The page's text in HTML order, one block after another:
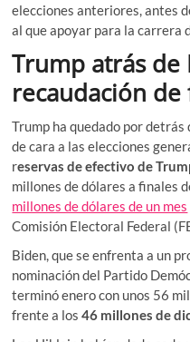
elecciones anteriores, antes
al que apoyar para la carrera
Trump atrás de
recaudación
Trump ha quedado por detrás
de cara a las elecciones
reservas de efectivo de
millones de dólares a finales
millones de dólares de un mes
Comisión Electoral Federal
Biden, que se enfrenta a un
nominación del Partido
terminó enero con unos 56
frente a los 46 millones de